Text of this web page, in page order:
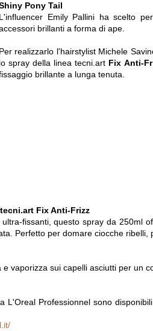
Pony Tail
L'influencer Emily Pallini ha scelto
brillanti a forma di ape.
Per realizzarlo l'hairstylist Michele
lo spray della linea tecni.art Fix Anti-
brillante a lunga tenuta.
Fix Anti-Frizz
fissanti, questo spray da 250ml
Perfetto per domare ciocche ribelli,
vaporizza sui capelli asciutti per un
L'Oreal Professionnel sono